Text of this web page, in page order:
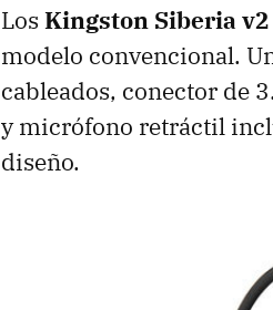
Los Kingston Siberia
modelo convencional.
cableados, conector de
y micrófono retráctil
diseño.